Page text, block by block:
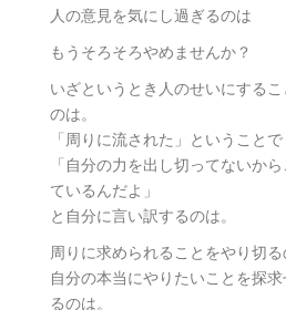
人の意見を気にし過ぎるのは
もうそろそろやめませんか？
いざというとき人のせいにする
のは。
「周りに流された」ということで
「自分の力を出し切ってないか
ているんだよ」
と自分に言い訳するのは。
周りに求められることをやり切
自分の本当にやりたいことを探
るのは。